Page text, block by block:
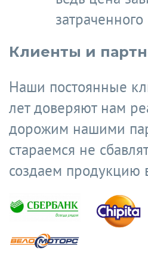
Клиенты и
Наши постоянные
лет доверяют нам
дорожим нашими
стараемся не
создаем продукцию